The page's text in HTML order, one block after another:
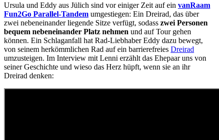
Ursula und Eddy aus Jülich sind vor einiger Zeit auf ein vanRaam
Fun2Go Parallel-Tandem umgestiegen: Ein Dreirad, das über
zwei nebeneinander liegende Sitze verfügt, sodass zwei Personen
bequem nebeneinander Platz nehmen und auf Tour gehen
können. Ein Schlaganfall hat Rad-Liebhaber Eddy dazu bewegt,
von seinem herkömmlichen Rad auf ein barrierefreies Dreirad
umzusteigen. Im Interview mit Lenni erzählt das Ehepaar uns von
seiner Geschichte und wieso das Herz hüpft, wenn sie an ihr
Dreirad denken: